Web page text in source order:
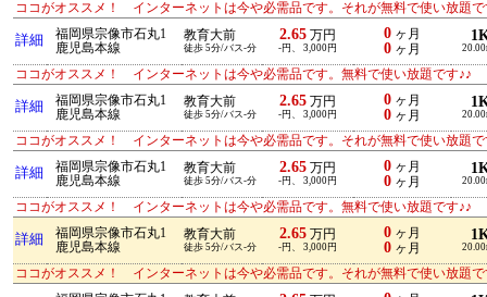
ココがオススメ！ インターネットは今や必需品です。それが無料で使い放題で
詳細
福岡県宗像市石丸1
鹿児島本線
教育大前
徒歩 5分/バス-分
2.65 万円
-円、 3,000円
0 ヶ月
0 ヶ月
ココがオススメ！ インターネットは今や必需品です。無料で使い放題です♪♪
詳細
福岡県宗像市石丸1
鹿児島本線
教育大前
徒歩 5分/バス-分
2.65 万円
-円、 3,000円
0 ヶ月
0 ヶ月
ココがオススメ！ インターネットは今や必需品です。それが無料で使い放題で
詳細
福岡県宗像市石丸1
鹿児島本線
教育大前
徒歩 5分/バス-分
2.65 万円
-円、 3,000円
0 ヶ月
0 ヶ月
ココがオススメ！ インターネットは今や必需品です。無料で使い放題です♪♪
詳細
福岡県宗像市石丸1
鹿児島本線
教育大前
徒歩 5分/バス-分
2.65 万円
-円、 3,000円
0 ヶ月
0 ヶ月
ココがオススメ！ インターネットは今や必需品です。それが無料で使い放題で